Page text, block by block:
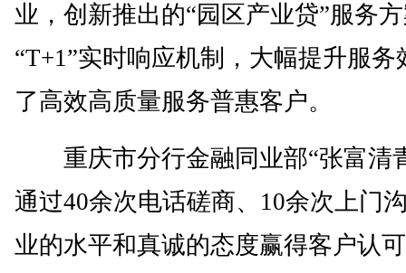
业，创新推出的“园区产业贷”服务
“T+1”实时响应机制，大幅提升服务
了高效高质量服务普惠客户。
重庆市分行金融同业部“张富清
通过40余次电话磋商、10余次上门
业的水平和真诚的态度赢得客户认